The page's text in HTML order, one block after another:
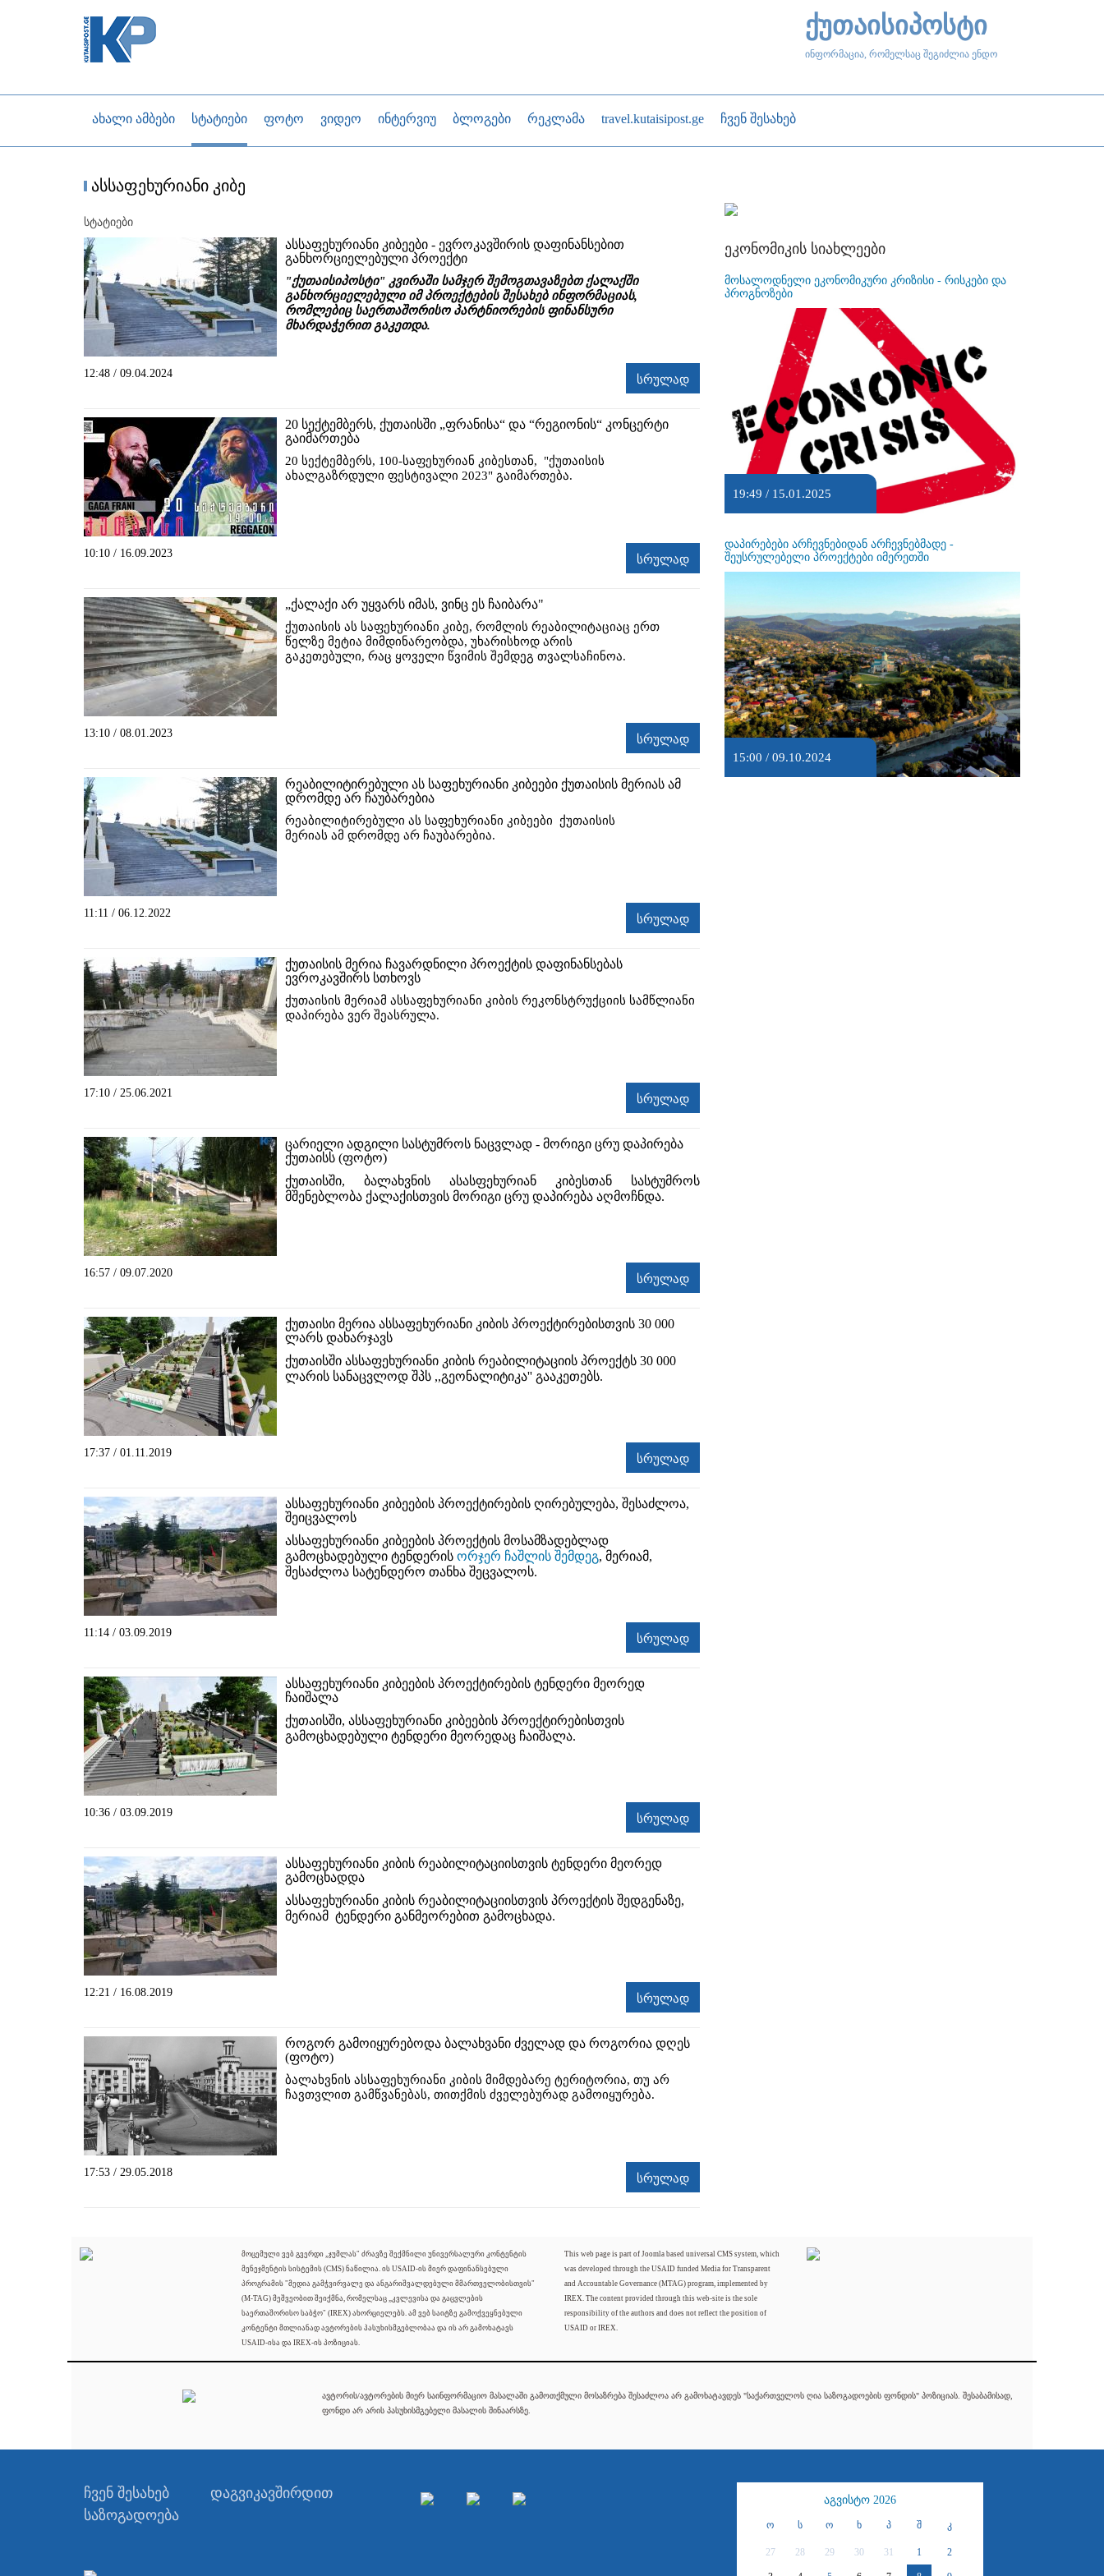
ქუთაისიპოსტი
ინფორმაცია, რომელსაც შეგიძლია ენდო
ახალი ამბები სტატიები ფოტო ვიდეო ინტერვიუ ბლოგები რეკლამა travel.kutaisipost.ge ჩვენ შესახებ
ასსაფეხურიანი კიბე
სტატიები
ასსაფეხურიანი კიბეები - ევროკავშირის დაფინანსებით
განხორციელებული პროექტი
"ქუთაისიპოსტი" კვირაში სამჯერ შემოგთავაზებთ ქალაქში
განხორციელებული იმ პროექტების შესახებ ინფორმაციას,
რომლებიც საერთაშორისო პარტნიორების ფინანსური
მხარდაჭერით გაკეთდა.
12:48 / 09.04.2024 სრულად
20 სექტემბერს, ქუთაისში „ფრანისა“ და “რეგიონის“ კონცერტი
გაიმართება
20 სექტემბერს, 100-საფეხურიან კიბესთან, "ქუთაისის
ახალგაზრდული ფესტივალი 2023" გაიმართება.
10:10 / 16.09.2023 სრულად
„ქალაქი არ უყვარს იმას, ვინც ეს ჩაიბარა"
ქუთაისის ას საფეხურიანი კიბე, რომლის რეაბილიტაციაც ერთ
წელზე მეტია მიმდინარეობდა, უხარისხოდ არის
გაკეთებული, რაც ყოველი წვიმის შემდეგ თვალსაჩინოა.
13:10 / 08.01.2023 სრულად
რეაბილიტირებული ას საფეხურიანი კიბეები ქუთაისის მერიას ამ
დრომდე არ ჩაუბარებია
რეაბილიტირებული ას საფეხურიანი კიბეები ქუთაისის
მერიას ამ დრომდე არ ჩაუბარებია.
11:11 / 06.12.2022 სრულად
ქუთაისის მერია ჩავარდნილი პროექტის დაფინანსებას
ევროკავშირს სთხოვს
ქუთაისის მერიამ ასსაფეხურიანი კიბის რეკონსტრუქციის სამწლიანი
დაპირება ვერ შეასრულა.
17:10 / 25.06.2021 სრულად
ცარიელი ადგილი სასტუმროს ნაცვლად - მორიგი ცრუ დაპირება
ქუთაისს (ფოტო)
ქუთაისში, ბალახვნის ასასფეხურიან კიბესთან სასტუმროს
მშენებლობა ქალაქისთვის მორიგი ცრუ დაპირება აღმოჩნდა.
16:57 / 09.07.2020 სრულად
ქუთაისი მერია ასსაფეხურიანი კიბის პროექტირებისთვის 30 000
ლარს დახარჯავს
ქუთაისში ასსაფეხურიანი კიბის რეაბილიტაციის პროექტს 30 000
ლარის სანაცვლოდ შპს ,,გეონალიტიკა'' გააკეთებს.
17:37 / 01.11.2019 სრულად
ასსაფეხურიანი კიბეების პროექტირების ღირებულება, შესაძლოა,
შეიცვალოს
ასსაფეხურიანი კიბეების პროექტის მოსამზადებლად
გამოცხადებული ტენდერის ორჯერ ჩაშლის შემდეგ, მერიამ,
შესაძლოა სატენდერო თანხა შეცვალოს.
11:14 / 03.09.2019 სრულად
ასსაფეხურიანი კიბეების პროექტირების ტენდერი მეორედ
ჩაიშალა
ქუთაისში, ასსაფეხურიანი კიბეების პროექტირებისთვის
გამოცხადებული ტენდერი მეორედაც ჩაიშალა.
10:36 / 03.09.2019 სრულად
ასსაფეხურიანი კიბის რეაბილიტაციისთვის ტენდერი მეორედ
გამოცხადდა
ასსაფეხურიანი კიბის რეაბილიტაციისთვის პროექტის შედგენაზე,
მერიამ ტენდერი განმეორებით გამოცხადა.
12:21 / 16.08.2019 სრულად
როგორ გამოიყურებოდა ბალახვანი ძველად და როგორია დღეს
(ფოტო)
ბალახვნის ასსაფეხურიანი კიბის მიმდებარე ტერიტორია, თუ არ
ჩავთვლით გამწვანებას, თითქმის ძველებურად გამოიყურება.
17:53 / 29.05.2018 სრულად
ეკონომიკის სიახლეები
მოსალოდნელი ეკონომიკური კრიზისი - რისკები და
პროგნოზები
19:49 / 15.01.2025
დაპირებები არჩევნებიდან არჩევნებმადე -
შეუსრულებელი პროექტები იმერეთში
15:00 / 09.10.2024
მოცემული ვებ გვერდი „ჯუმლას" ძრავზე შექმნილი უნივერსალური კონტენტის
მენეჯმენტის სისტემის (CMS) ნაწილია. ის USAID-ის მიერ დაფინანსებული
პროგრამის "მედია გამჭვირვალე და ანგარიშვალდებული მმართველობისთვის"
(M-TAG) მეშვეობით შეიქმნა, რომელსაც „კვლევისა და გაცვლების
საერთაშორისო საბჭო" (IREX) ახორციელებს. ამ ვებ საიტზე გამოქვეყნებული
კონტენტი მთლიანად ავტორების პასუხისმგებლობაა და ის არ გამოხატავს
USAID-ისა და IREX-ის პოზიციას.
This web page is part of Joomla based universal CMS system, which
was developed through the USAID funded Media for Transparent
and Accountable Governance (MTAG) program, implemented by
IREX. The content provided through this web-site is the sole
responsibility of the authors and does not reflect the position of
USAID or IREX.
ავტორის/ავტორების მიერ საინფორმაციო მასალაში გამოთქმული მოსაზრება შესაძლოა არ გამოხატავდეს "საქართველოს ღია საზოგადოების ფონდის" პოზიციას. შესაბამისად,
ფონდი არ არის პასუხისმგებელი მასალის შინაარსზე.
ჩვენ შესახებ
დაგვიკავშირდით
საზოგადოება
აგვისტო 2026
ო ს ო ხ პ შ კ
27 28 29 30 31 1 2